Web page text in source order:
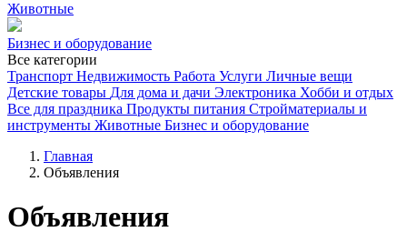
Животные
Бизнес и оборудование
Все категории
Транспорт Недвижимость Работа Услуги Личные вещи
Детские товары Для дома и дачи Электроника Хобби и отдых
Все для праздника Продукты питания Стройматериалы и
инструменты Животные Бизнес и оборудование
Главная
Объявления
Объявления